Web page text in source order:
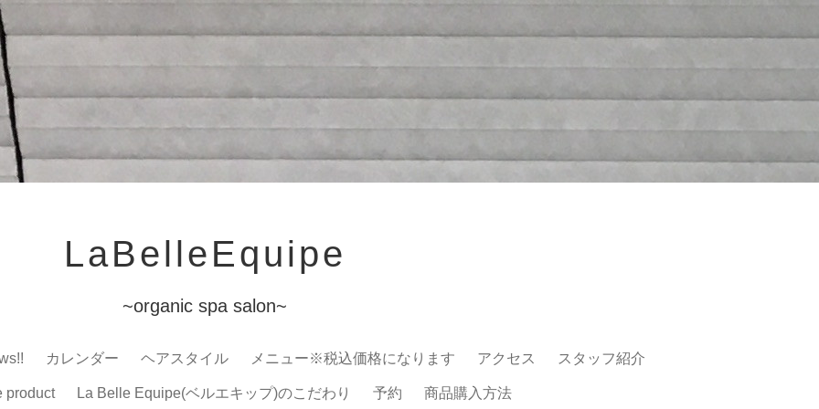
LaBelleEquipe
~organic spa salon~
カレンダー ヘアスタイル メニュー※税込価格になります アクセス スタッフ紹介
product La Belle Equipe(ベルエキップ)のこだわり 予約 商品購入方法